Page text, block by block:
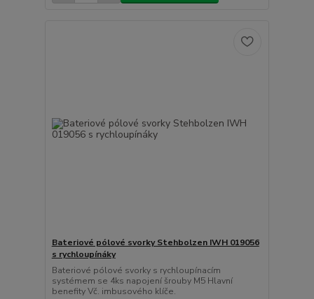
Bateriové pólové svorky Stehbolzen IWH 019056
s rychloupínáky
Bateriové pólové svorky s rychloupínacím
systémem se 4ks napojení šrouby M5 Hlavní
benefity Vč. imbusového klíče.